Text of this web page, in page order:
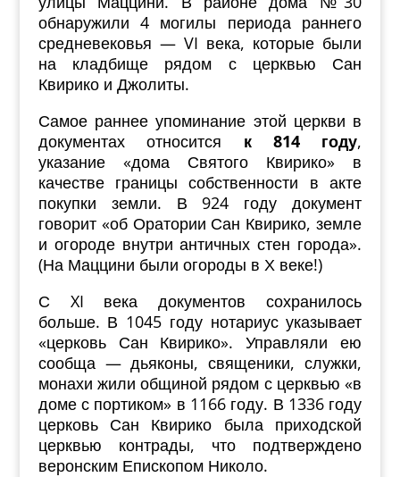
обнаружили 4 могилы периода раннего
средневековья — VI века, которые были
на кладбище рядом с церквью Сан
Квирико и Джолиты.
Самое раннее упоминание этой церкви в
документах относится к 814 году,
указание «дома Святого Квирико» в
качестве границы собственности в акте
покупки земли. В 924 году документ
говорит «об Оратории Сан Квирико, земле
и огороде внутри античных стен города».
(На Маццини были огороды в Х веке!)
С XI века документов сохранилось
больше. В 1045 году нотариус указывает
«церковь Сан Квирико». Управляли ею
сообща — дьяконы, священики, служки,
монахи жили общиной рядом с церквью «в
доме с портиком» в 1166 году. В 1336 году
церковь Сан Квирико была приходской
церквью контрады, что подтверждено
веронским Епископом Николо.